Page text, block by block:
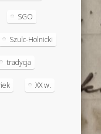
SGO
Szulc-Holnicki
tradycja
XX w.